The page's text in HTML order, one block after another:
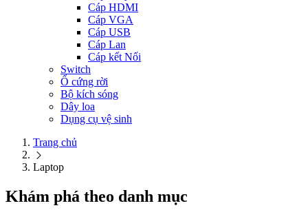
Cáp HDMI
Cáp VGA
Cáp USB
Cáp Lan
Cáp kết Nối
Switch
Ổ cứng rời
Bộ kích sóng
Dây loa
Dụng cụ vệ sinh
Trang chủ
Laptop
Khám phá theo danh mục